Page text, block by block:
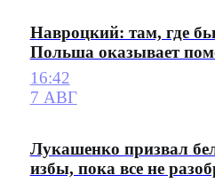
Навроцкий: там, где
Польша оказывает
16:42
7 АВГ
Лукашенко призвал
избы, пока все не